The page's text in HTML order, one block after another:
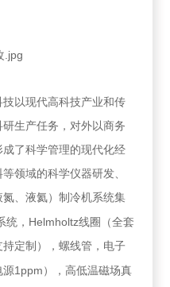
以现代高科技产业和传
生产任务，对外以商务
了科学管理的现代化经
领域的科学仪器研发、
、液氦）制冷机系统集
统， Helmholtz线圈（全套
定制），螺线管，电子
源1ppm ），高低温磁场真